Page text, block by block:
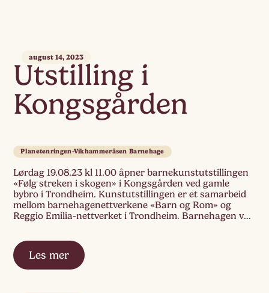
Utstilling i
Kongsgården
august 14, 2023
Planetenringen-Vikhammeråsen Barnehage
Lørdag 19.08.23 kl 11.00 åpner barnekunstutstillingen
«Følg streken i skogen» i Kongsgården ved gamle
bybro i Trondheim. Kunstutstillingen er et samarbeid
mellom barnehagenettverkene «Barn og Rom» og
Reggio Emilia-nettverket i Trondheim. Barnehagen vår
Kometgruppa ifjor. Utstillingen har 41 deltakende
barnehager og blir stående […]
Les mer